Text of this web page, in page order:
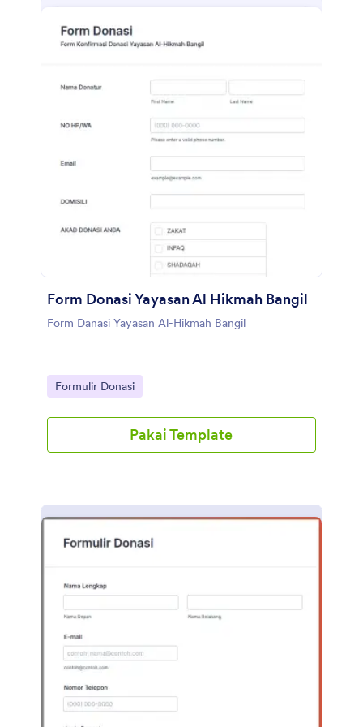
menyinkronkan kiriman tanggapan dan unggahan ke
akun Anda yang lain secara otomatis dengan 100+
integrasi formulir gratis kami, seperti Google Drive,
Form Donasi Yayasan Al Hikmah Bangil
Form Danasi Yayasan Al-Hikmah Bangil
Go to Category:
Formulir Donasi
Pakai Template